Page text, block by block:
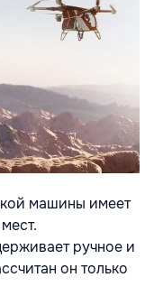
машины имеет
ручное и
он только